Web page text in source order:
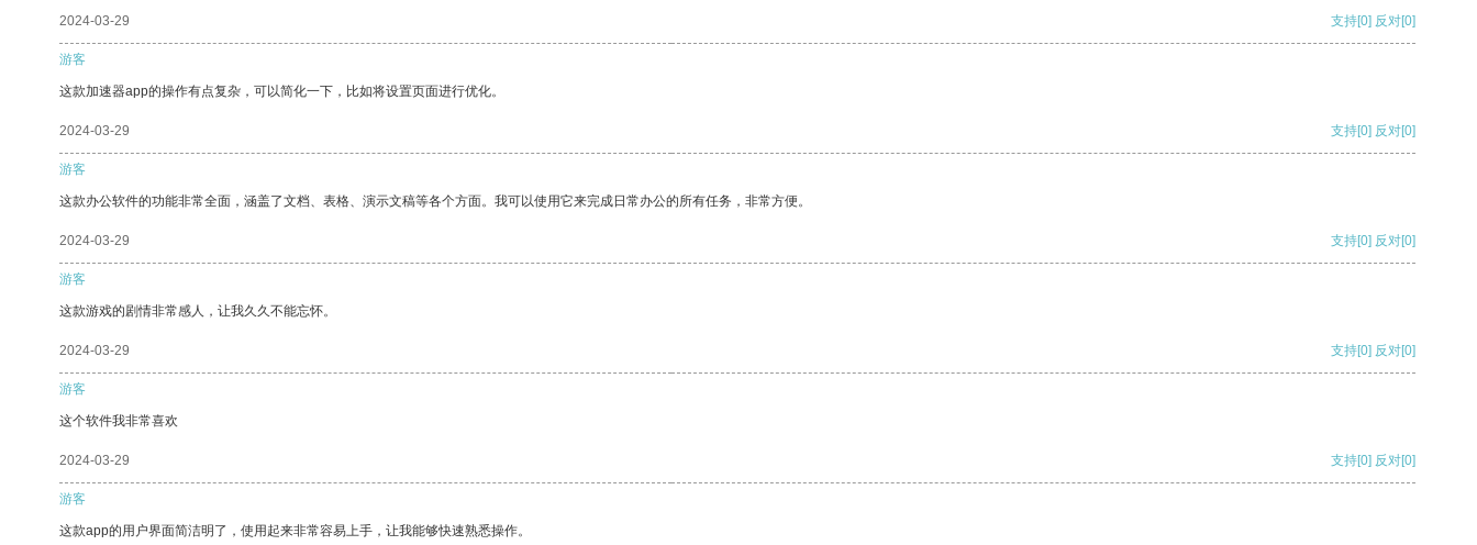
2024-03-29 支持[0] 反对[0]
游客
这款加速器app的操作有点复杂，可以简化一下，比如将设置页面进行优化。
2024-03-29 支持[0] 反对[0]
游客
这款办公软件的功能非常全面，涵盖了文档、表格、演示文稿等各个方面。我可以使用它来完成日常办公的所有任务，非常方便。
2024-03-29 支持[0] 反对[0]
游客
这款游戏的剧情非常感人，让我久久不能忘怀。
2024-03-29 支持[0] 反对[0]
游客
这个软件我非常喜欢
2024-03-29 支持[0] 反对[0]
游客
这款app的用户界面简洁明了，使用起来非常容易上手，让我能够快速熟悉操作。